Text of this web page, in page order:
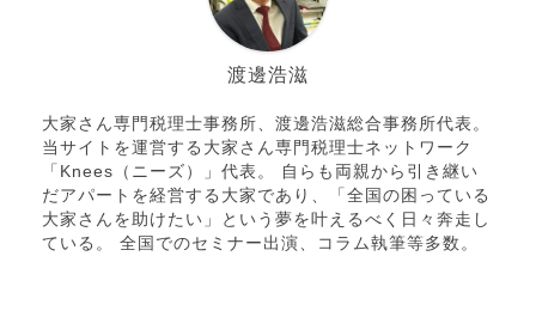
渡邊浩滋
大家さん専門税理士事務所、渡邊浩滋総合事務所代表。
当サイトを運営する大家さん専門税理士ネットワーク
「Knees（ニーズ）」代表。 自らも両親から引き継い
だアパートを経営する大家であり、「全国の困っている
大家さんを助けたい」という夢を叶えるべく日々奔走し
ている。 全国でのセミナー出演、コラム執筆等多数。